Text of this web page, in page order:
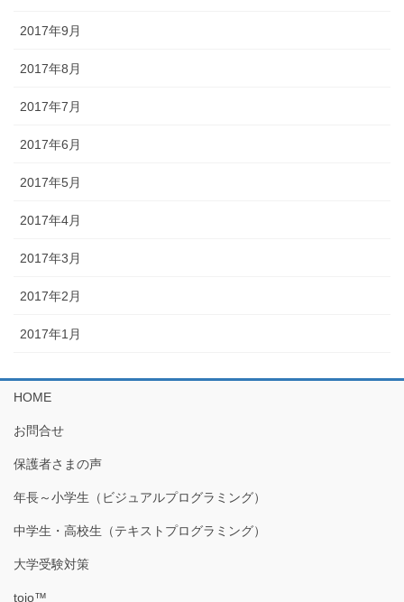
2017年9月
2017年8月
2017年7月
2017年6月
2017年5月
2017年4月
2017年3月
2017年2月
2017年1月
HOME
お問合せ
保護者さまの声
年長～小学生（ビジュアルプログラミング）
中学生・高校生（テキストプログラミング）
大学受験対策
toio™